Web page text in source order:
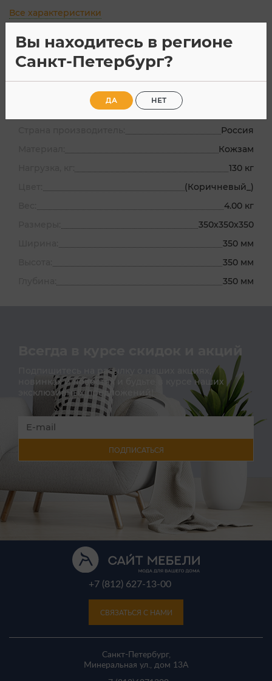
Все характеристики
Характеристики
Россия
Кожзам
130 кг
(Коричневый_)
4.00 кг
350х350х350
350 мм
350 мм
350 мм
Всегда в курсе скидок и акций
Подпишитесь на расылку о наших акциях,
новинках и новостях и будьте в курсе наших
эксклюзивных предложений!
ПОДПИСАТЬСЯ
+7 (812) 627-13-00
СВЯЗАТЬСЯ С НАМИ
Санкт-Петербург,
Минеральная ул., дом 13A
Вы находитесь в регионе
Санкт-Петербург?
ДА НЕТ